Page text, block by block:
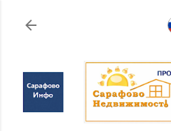
Пропускане към